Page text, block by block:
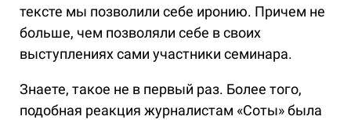
тексте мы позволили себе иронию. Причем не
больше, чем позволяли себе в своих
выступлениях сами участники семинара.
Знаете, такое не в первый раз. Более того,
подобная реакция журналистам «Соты» была